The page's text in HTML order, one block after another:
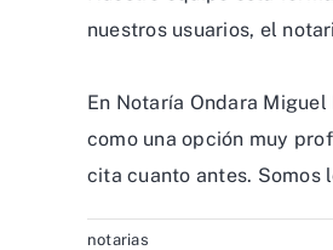
nuestros usuarios, el
En Notaría Ondara
como una opción muy
cita cuanto antes. Somos
notarias